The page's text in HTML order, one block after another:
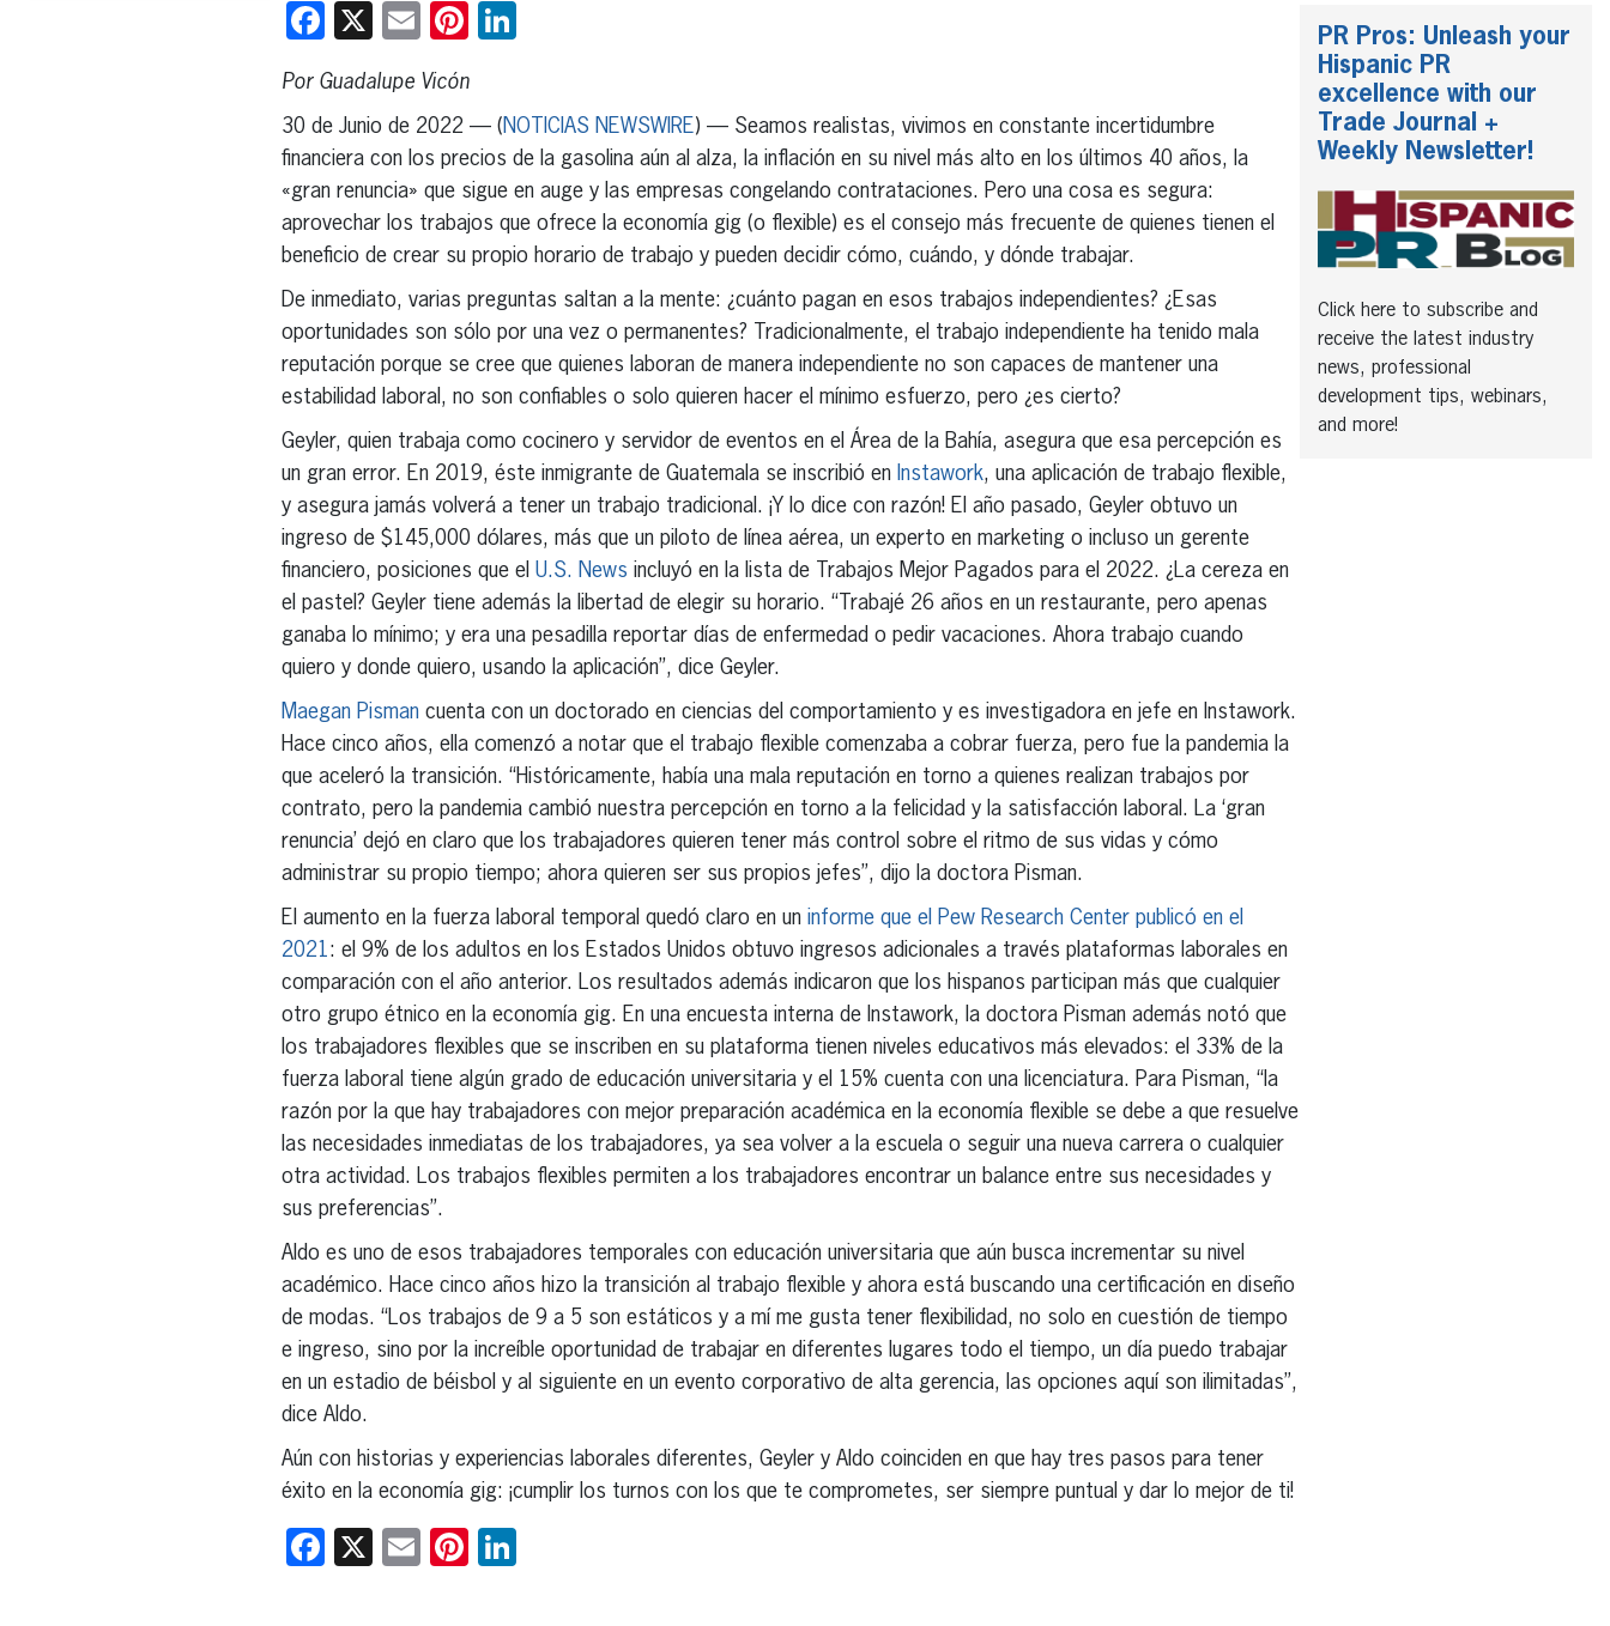
Facebook
X EmailPinterest
Por Guadalupe Vicón
30 de Junio de 2022 — (NOTICIAS NEWSWIRE) — Seamos realistas, vivimos en constante incertidumbre
financiera con los precios de la gasolina aún al alza, la inflación en su nivel más alto en los últimos 40 años, la
«gran renuncia» que sigue en auge y las empresas congelando contrataciones. Pero una cosa es segura:
aprovechar los trabajos que ofrece la economía gig (o flexible) es el consejo más frecuente de quienes tienen el
beneficio de crear su propio horario de trabajo y pueden decidir cómo, cuándo, y dónde trabajar.
De inmediato, varias preguntas saltan a la mente: ¿cuánto pagan en esos trabajos independientes? ¿Esas
oportunidades son sólo por una vez o permanentes? Tradicionalmente, el trabajo independiente ha tenido mala
reputación porque se cree que quienes laboran de manera independiente no son capaces de mantener una
estabilidad laboral, no son confiables o solo quieren hacer el mínimo esfuerzo, pero ¿es cierto?
Geyler, quien trabaja como cocinero y servidor de eventos en el Área de la Bahía, asegura que esa percepción es
un gran error. En 2019, éste inmigrante de Guatemala se inscribió en Instawork, una aplicación de trabajo flexible,
y asegura jamás volverá a tener un trabajo tradicional. ¡Y lo dice con razón! El año pasado, Geyler obtuvo un
ingreso de $145,000 dólares, más que un piloto de línea aérea, un experto en marketing o incluso un gerente
financiero, posiciones que el U.S. News incluyó en la lista de Trabajos Mejor Pagados para el 2022. ¿La cereza en
el pastel? Geyler tiene además la libertad de elegir su horario. “Trabajé 26 años en un restaurante, pero apenas
ganaba lo mínimo; y era una pesadilla reportar días de enfermedad o pedir vacaciones. Ahora trabajo cuando
quiero y donde quiero, usando la aplicación”, dice Geyler.
Maegan Pismancuenta con un doctorado en ciencias del comportamiento y es investigadora en jefe en Instawork.
Hace cinco años, ella comenzó a notar que el trabajo flexible comenzaba a cobrar fuerza, pero fue la pandemia la
que aceleró la transición. “Históricamente, había una mala reputación en torno a quienes realizan trabajos por
contrato, pero la pandemia cambió nuestra percepción en torno a la felicidad y la satisfacción laboral. La ‘gran
renuncia’ dejó en claro que los trabajadores quieren tener más control sobre el ritmo de sus vidas y cómo
administrar su propio tiempo; ahora quieren ser sus propios jefes”, dijo la doctora Pisman.
El aumento en la fuerza laboral temporal quedó claro en un informe que el Pew Research Center publicó en el
2021: el 9% de los adultos en los Estados Unidos obtuvo ingresos adicionales a través plataformas laborales en
comparación con el año anterior. Los resultados además indicaron que los hispanos participan más que cualquier
otro grupo étnico en la economía gig. En una encuesta interna de Instawork, la doctora Pisman además notó que
los trabajadores flexibles que se inscriben en su plataforma tienen niveles educativos más elevados: el 33% de la
fuerza laboral tiene algún grado de educación universitaria y el 15% cuenta con una licenciatura. Para Pisman, “la
razón por la que hay trabajadores con mejor preparación académica en la economía flexible se debe a que resuelve
las necesidades inmediatas de los trabajadores, ya sea volver a la escuela o seguir una nueva carrera o cualquier
otra actividad. Los trabajos flexibles permiten a los trabajadores encontrar un balance entre sus necesidades y
sus preferencias”.
Aldo es uno de esos trabajadores temporales con educación universitaria que aún busca incrementar su nivel
académico. Hace cinco años hizo la transición al trabajo flexible y ahora está buscando una certificación en diseño
de modas. “Los trabajos de 9 a 5 son estáticos y a mí me gusta tener flexibilidad, no solo en cuestión de tiempo
e ingreso, sino por la increíble oportunidad de trabajar en diferentes lugares todo el tiempo, un día puedo trabajar
en un estadio de béisbol y al siguiente en un evento corporativo de alta gerencia, las opciones aquí son ilimitadas”,
dice Aldo.
Aún con historias y experiencias laborales diferentes, Geyler y Aldo coinciden en que hay tres pasos para tener
éxito en la economía gig: ¡cumplir los turnos con los que te comprometes, ser siempre puntual y dar lo mejor de ti!
Facebook
X EmailPinterest
PR Pros: Unleash your
Hispanic PR
excellence with our
Trade Journal +
Weekly Newsletter!
Click here to subscribe and
receive the latest industry
news, professional
development tips, webinars,
and more!